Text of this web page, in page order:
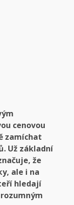
cenovou
zamíchat
Už základní
že
ale i na
hledají